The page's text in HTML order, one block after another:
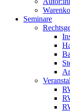
Seminare